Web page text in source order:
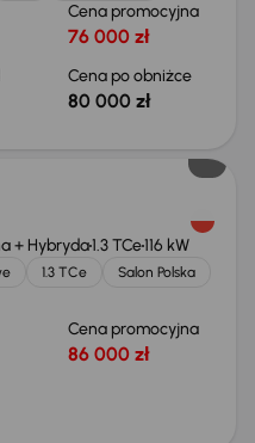
Cena promocyjna
76 000 zł
Cena po obniżce
80 000 zł
+ Hybryda1.3 TCe116 kW
1.3 TCe
Salon Polska
Cena promocyjna
86 000 zł